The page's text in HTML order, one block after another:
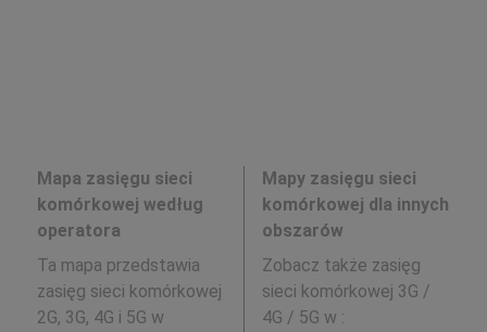
Mapa zasięgu sieci
komórkowej według
operatora
Ta mapa przedstawia
zasięg sieci komórkowej
2G, 3G, 4G i 5G w
Mapy zasięgu sieci
komórkowej dla innych
obszarów
Zobacz także zasięg
sieci komórkowej 3G /
4G / 5G w :